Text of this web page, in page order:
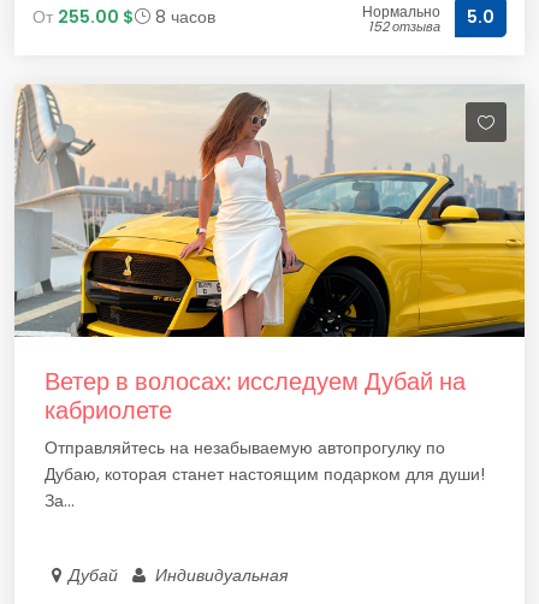
От 255.00 $ 8 часов Нормально
152 отзыва 5.0
Ветер в волосах: исследуем Дубай на
кабриолете
Отправляйтесь на незабываемую автопрогулку по
Дубаю, которая станет настоящим подарком для души!
За...
Дубай Индивидуальная